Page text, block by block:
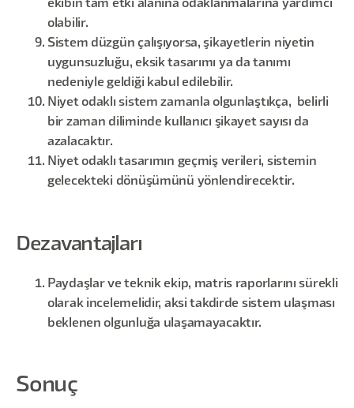
ekibin tam etki alanına odaklanmalarına yardımcı
olabilir.
Sistem düzgün çalışıyorsa, şikayetlerin niyetin
uygunsuzluğu, eksik tasarımı ya da tanımı
nedeniyle geldiği kabul edilebilir.
Niyet odaklı sistem zamanla olgunlaştıkça, belirli
bir zaman diliminde kullanıcı şikayet sayısı da
azalacaktır.
Niyet odaklı tasarımın geçmiş verileri, sistemin
gelecekteki dönüşümünü yönlendirecektir.
Dezavantajları
Paydaşlar ve teknik ekip, matris raporlarını sürekli
olarak incelemelidir, aksi takdirde sistem ulaşması
beklenen olgunluğa ulaşamayacaktır.
Sonuç